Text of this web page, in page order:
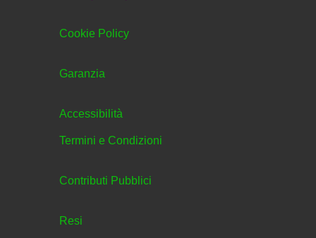
Cookie Policy
Garanzia
Accessibilità
Termini e Condizioni
Contributi Pubblici
Resi